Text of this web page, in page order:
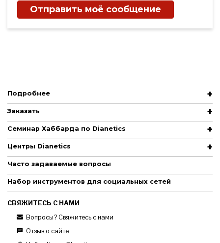
Отправить моё сообщение
Подробнее
Заказать
Семинар Хаббарда по Dianetics
Центры Dianetics
Часто задаваемые вопросы
Набор инструментов для социальных сетей
СВЯЖИТЕСЬ С НАМИ
Вопросы? Свяжитесь с нами
Отзыв о сайте